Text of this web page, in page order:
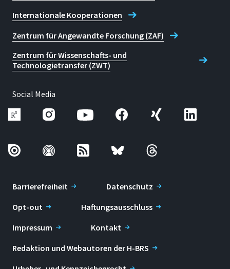
Internationale Kooperationen
Zentrum für Angewandte Forschung (ZAF)
Zentrum für Wissenschafts- und
Technologietransfer (ZWT)
Social Media
Barrierefreiheit
Datenschutz
Opt-out
Haftungsausschluss
Impressum
Kontakt
Redaktion und Webautoren der H-BRS